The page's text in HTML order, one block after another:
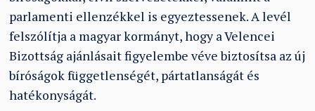
parlamenti ellenzékkel is egyeztessenek. A levél
felszólítja a magyar kormányt, hogy a Velencei
Bizottság ajánlásait figyelembe véve biztosítsa az új
bíróságok függetlenségét, pártatlanságát és
hatékonyságát.